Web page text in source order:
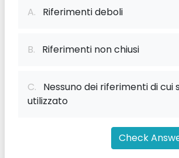
A. Riferimenti deboli
B. Riferimenti non chiusi
C. Nessuno dei riferimenti di cui
utilizzato
Check